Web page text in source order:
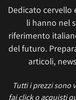
Dedicato
li hanno nel
riferimento
del futuro.
articoli,
Tutti i prezzi sono
fai click o acquisti